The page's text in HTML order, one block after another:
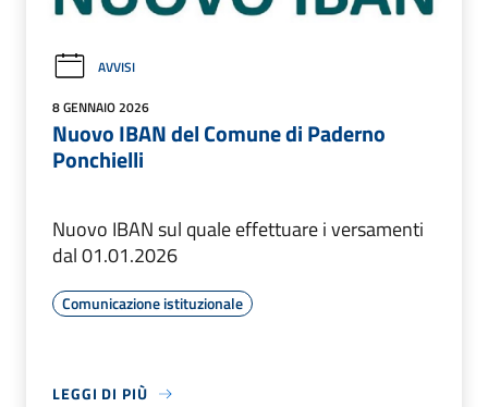
AVVISI
8 GENNAIO 2026
Nuovo IBAN del Comune di Paderno
Ponchielli
Nuovo IBAN sul quale effettuare i versamenti
dal 01.01.2026
Comunicazione istituzionale
LEGGI DI PIÙ